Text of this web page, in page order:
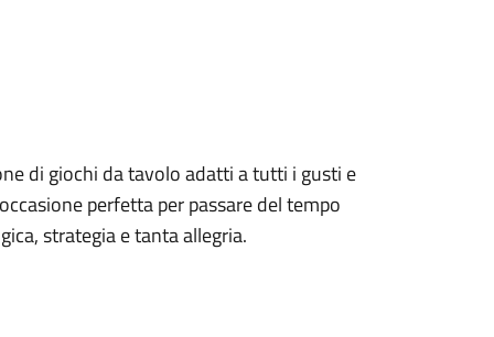
di giochi da tavolo adatti a tutti i gusti e
perfetta per passare del tempo
strategia e tanta allegria.